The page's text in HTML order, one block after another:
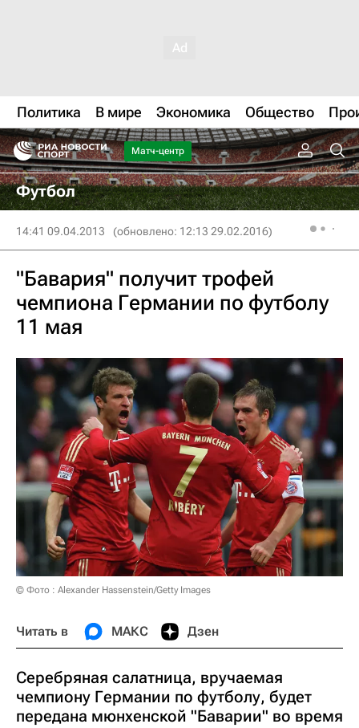
Политика В мире Экономика Общество
Матч-центр
Футбол
14:41 09.04.2013 (обновлено: 12:13 29.02.2016)
"Бавария" получит трофей
чемпиона Германии по футболу
11 мая
© Фото : Alexander Hassenstein/Getty Images
Читать в МАКС Дзен
Серебряная салатница, вручаемая
чемпиону Германии по футболу, будет
передана мюнхенской "Баварии" во время